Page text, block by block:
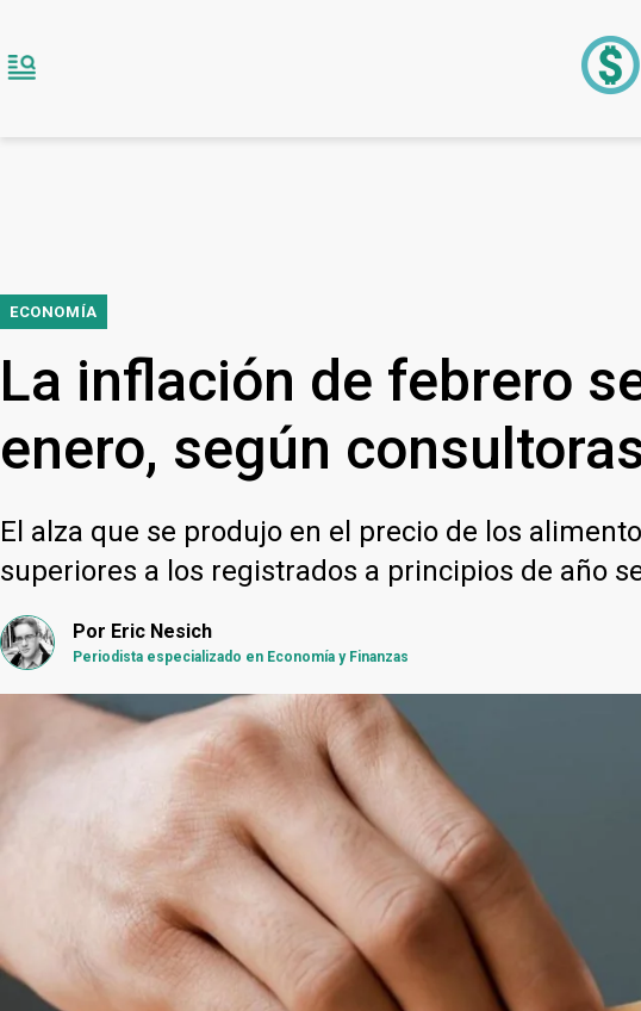
ECONOMÍA
La inflación de febrero
enero, según
El alza que se produjo en el precio de los
superiores a los registrados a principios de año
Por Eric Nesich
Periodista especializado en Economía y Finanzas